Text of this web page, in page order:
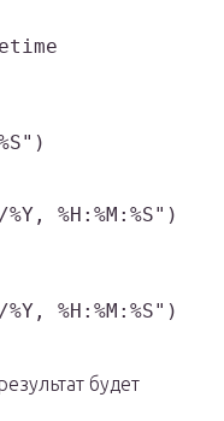
%H:%M:%S")
%H:%M:%S")
будет